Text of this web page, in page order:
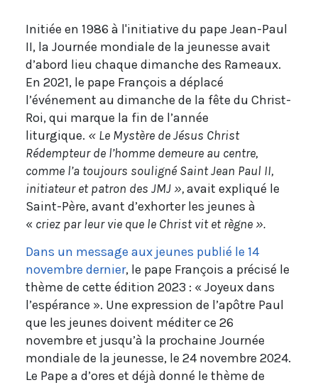
Initiée en 1986 à l'initiative du pape Jean-Paul
II, la Journée mondiale de la jeunesse avait
d’abord lieu chaque dimanche des Rameaux.
En 2021, le pape François a déplacé
l’événement au dimanche de la fête du Christ-
Roi, qui marque la fin de l’année
liturgique. « Le Mystère de Jésus Christ
Rédempteur de l’homme demeure au centre,
comme l’a toujours souligné Saint Jean Paul II,
initiateur et patron des JMJ »,avait expliqué le
Saint-Père, avant d’exhorter les jeunes à
« criez par leur vie que le Christ vit et règne ».
Dans un message aux jeunes publié le 14
novembre dernier, le pape François a précisé le
thème de cette édition 2023 : « Joyeux dans
l’espérance ». Une expression de l’apôtre Paul
que les jeunes doivent méditer ce 26
novembre et jusqu’à la prochaine Journée
mondiale de la jeunesse, le 24 novembre 2024.
Le Pape a d’ores et déjà donné le thème de